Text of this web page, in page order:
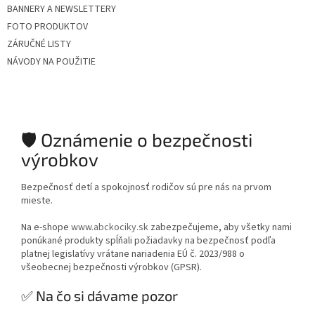
BANNERY A NEWSLETTERY
FOTO PRODUKTOV
ZÁRUČNÉ LISTY
NÁVODY NA POUŽITIE
🛡️ Oznámenie o bezpečnosti
výrobkov
Bezpečnosť detí a spokojnosť rodičov sú pre nás na prvom
mieste.
Na e-shope www.abckociky.sk zabezpečujeme, aby všetky nami
ponúkané produkty spĺňali požiadavky na bezpečnosť podľa
platnej legislatívy vrátane nariadenia EÚ č. 2023/988 o
všeobecnej bezpečnosti výrobkov (GPSR).
✅ Na čo si dávame pozor